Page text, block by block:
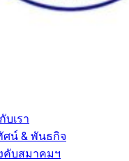
บเรา
ศน์ & พันธกิจ
คับสมาคมฯ